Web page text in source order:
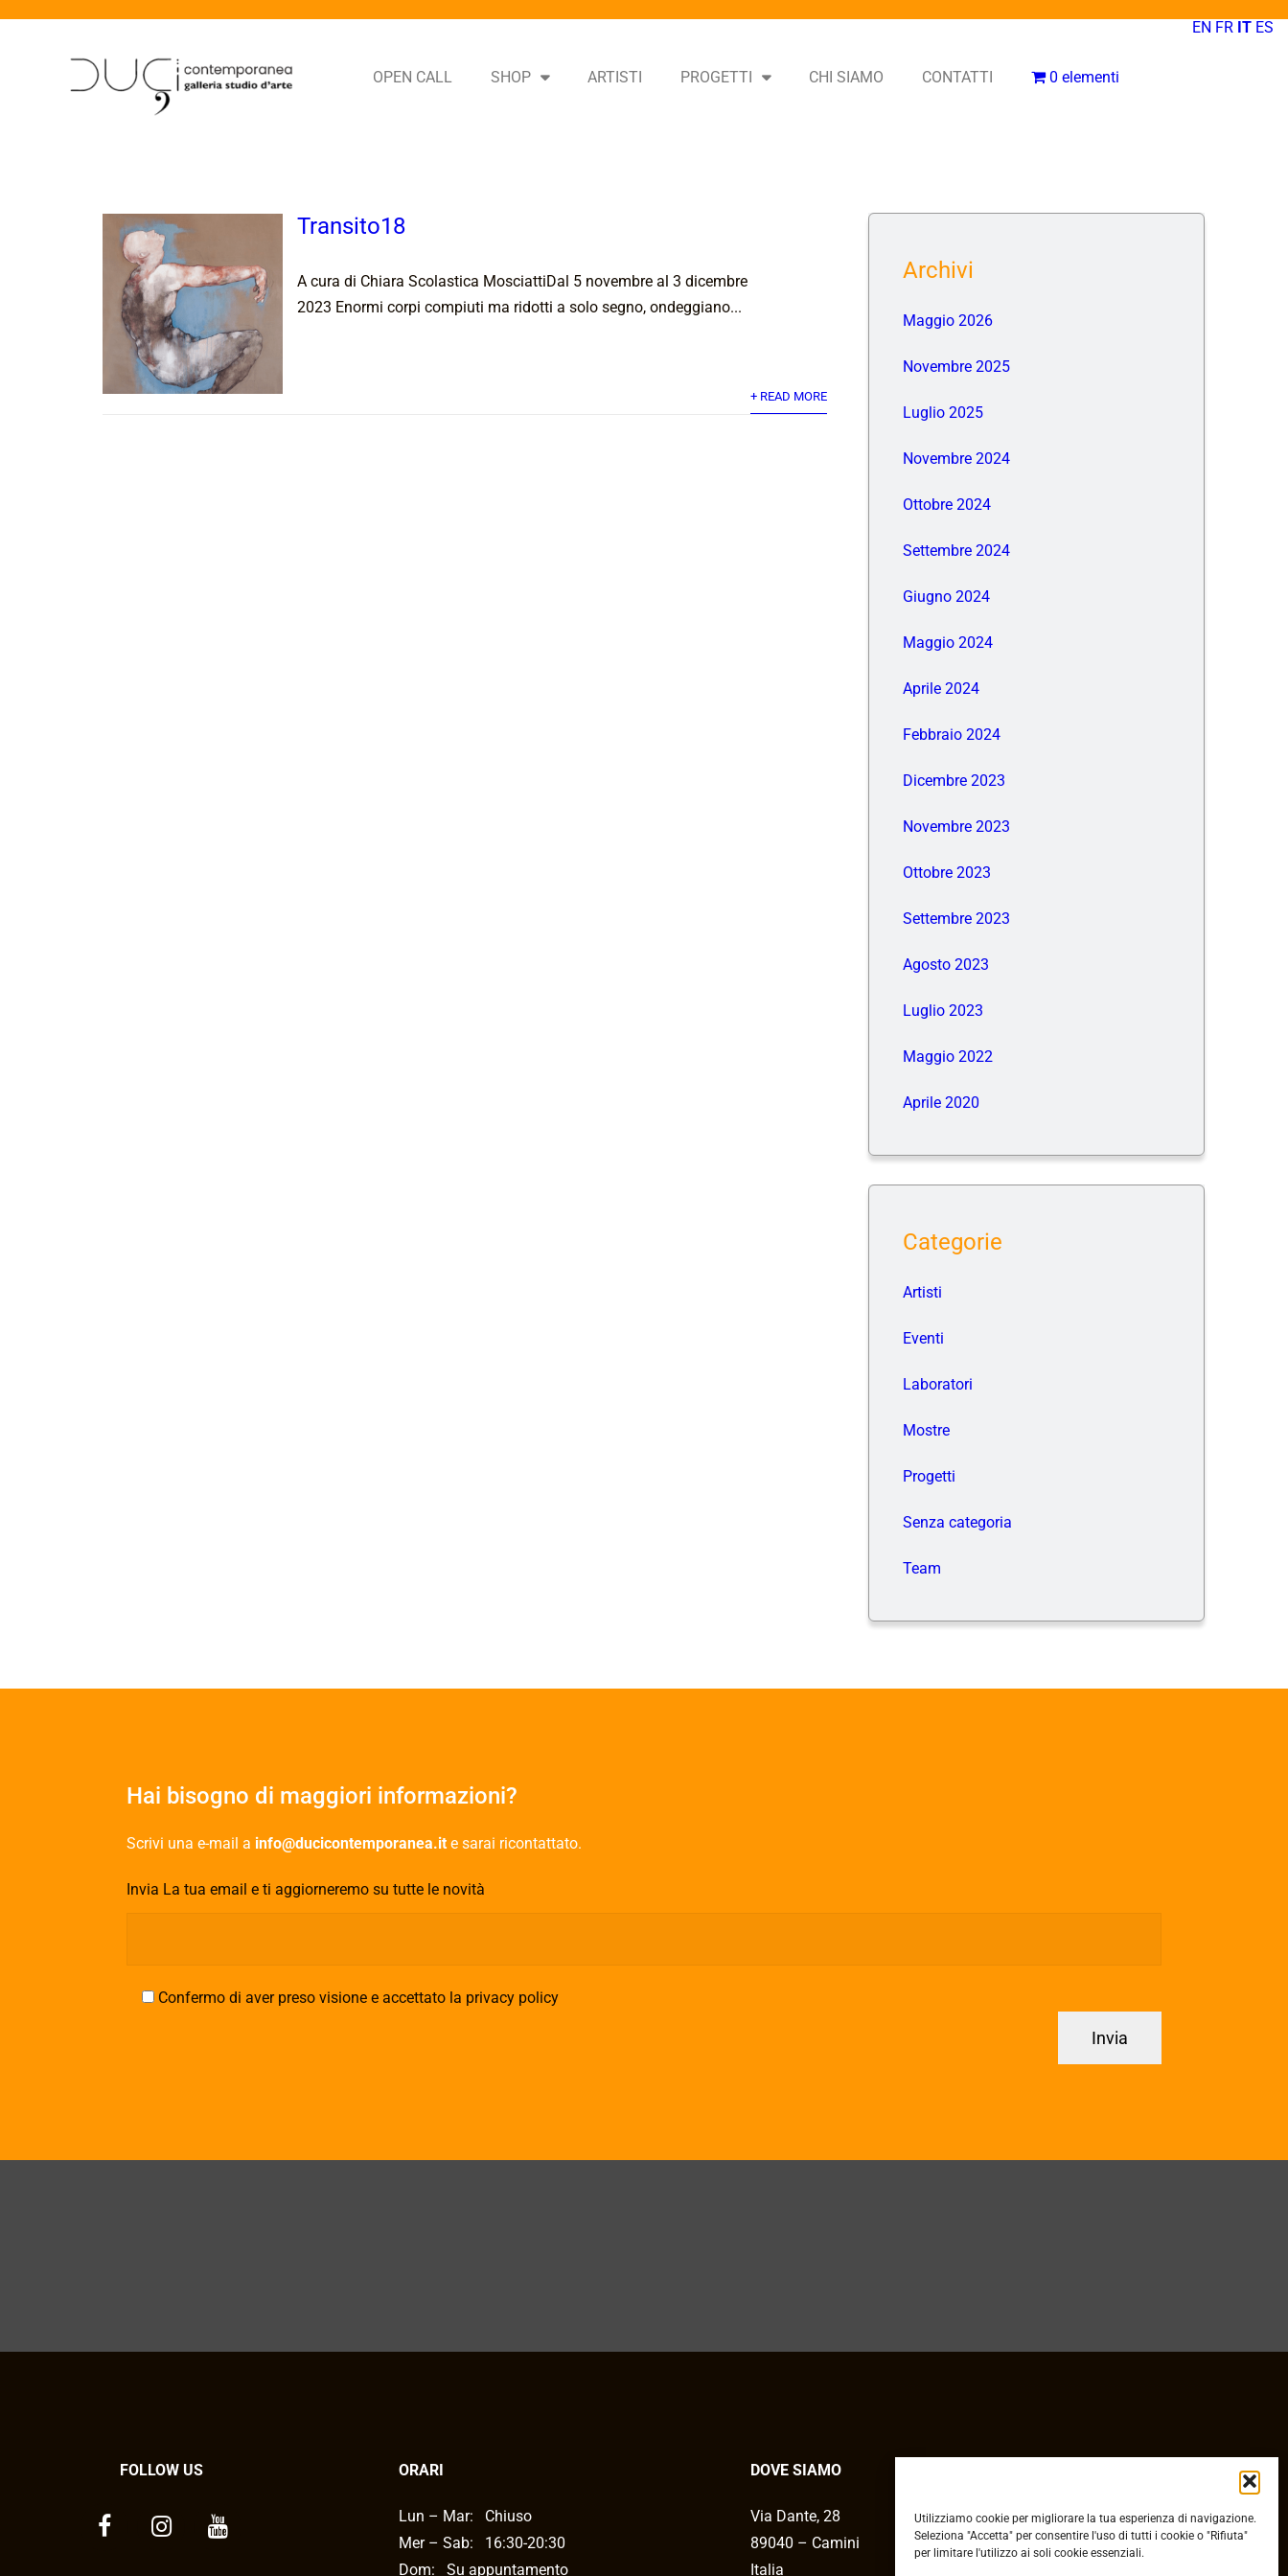
Utilizziamo cookie per migliorare la tua esperienza di navigazione.
Seleziona "Accetta" per consentire l'uso di tutti i cookie o "Rifiuta"
per limitare l'utilizzo ai soli cookie essenziali.
OPEN CALL SHOP ARTISTI PROGETTI CHI SIAMO CONTATTI 0 elementi
Transito18
A cura di Chiara Scolastica MosciattiDal 5 novembre al 3 dicembre
2023 Enormi corpi compiuti ma ridotti a solo segno, ondeggiano...
+ READ MORE
Archivi
Maggio 2026
Novembre 2025
Luglio 2025
Novembre 2024
Ottobre 2024
Settembre 2024
Giugno 2024
Maggio 2024
Aprile 2024
Febbraio 2024
Dicembre 2023
Novembre 2023
Ottobre 2023
Settembre 2023
Agosto 2023
Luglio 2023
Maggio 2022
Aprile 2020
Categorie
Artisti
Eventi
Laboratori
Mostre
Progetti
Senza categoria
Team
Hai bisogno di maggiori informazioni?
Scrivi una e-mail a info@ducicontemporanea.it e sarai ricontattato.
Invia La tua email e ti aggiorneremo su tutte le novità
Confermo di aver preso visione e accettato la privacy policy
FOLLOW US ORARI
Lun – Mar:
Chiuso
Mer – Sab:
16:30-20:30
Dom: Su appuntamento
DOVE SIAMO
Via Dante, 28
89040 – Camini
Italia
+39 379 2821090
info@ducicontemporanea.it
EN FR IT ES